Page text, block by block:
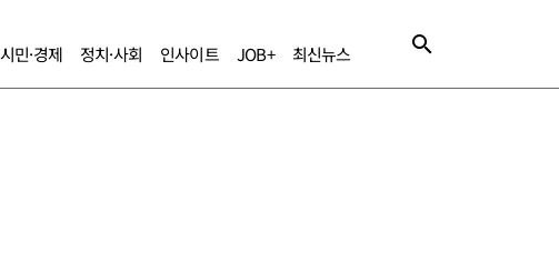
시민·경제 정치·사회 인사이트 JOB+ 최신뉴스